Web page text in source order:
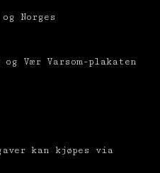
Norges
Vær Varsom-plakaten
kan kjøpes via